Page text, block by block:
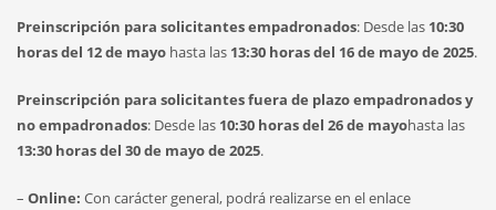
Preinscripción para solicitantes empadronados: Desde las 10:30
horas del 12 de mayo hasta las 13:30 horas del 16 de mayo de 2025.
Preinscripción para solicitantes fuera de plazo empadronados y
no empadronados: Desde las 10:30 horas del 26 de mayohasta las
13:30 horas del 30 de mayo de 2025.
– Online: Con carácter general, podrá realizarse en el enlace